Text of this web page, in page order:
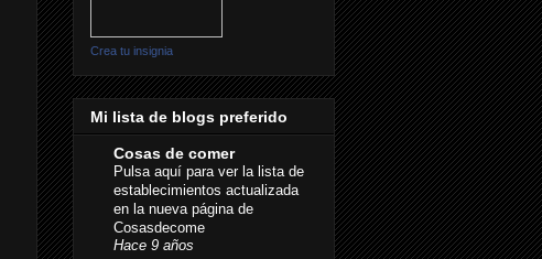
Crea tu insignia
Mi lista de blogs preferido
Cosas de comer
Pulsa aquí para ver la lista de
establecimientos actualizada
en la nueva página de
Cosasdecome
Hace 9 años